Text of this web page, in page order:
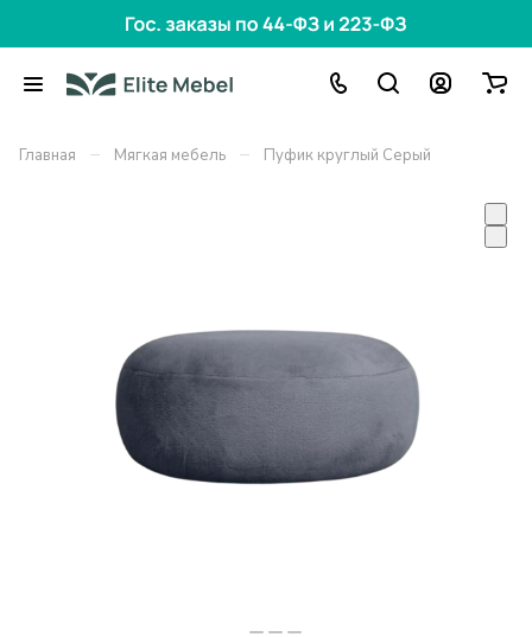
Главная – Мягкая мебель – Пуфик круглый Серый